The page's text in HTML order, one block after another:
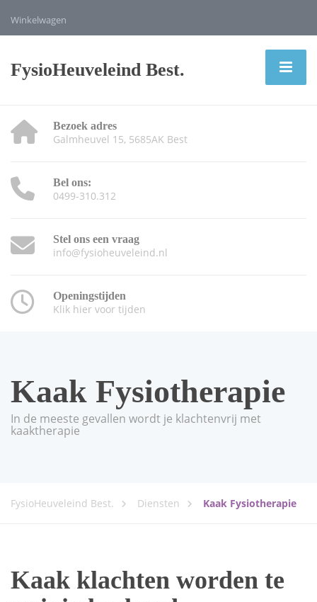
Winkelwagen
FysioHeuveleind Best.
Bezoek adres
Galmheuvel 15, 5685AK Best
Bel ons:
0499-310.312
Stel ons een vraag
info@fysioheuveleind.nl
Openingstijden
Klik hier voor tijden
Kaak Fysiotherapie
In de meeste gevallen wordt je klachtenvrij met
kaaktherapie
FysioHeuveleind Best. Diensten Kaak Fysiotherapie
Kaak klachten worden te